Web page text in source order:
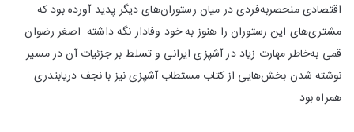
اقتصادی منحصربه‌فردی در میان رستوران‌های دیگر پدید آورده بود که
مشتری‌های این رستوران را هنوز به خود وفادار نگه داشته. اصغر رضوان
قمی به‌خاطر مهارت زیاد در آشپزی ایرانی و تسلط بر جزئیات آن در مسیر
نوشته شدن بخش‌هایی از کتاب مستطاب آشپزی نیز با نجف دریابندری
همراه بود.